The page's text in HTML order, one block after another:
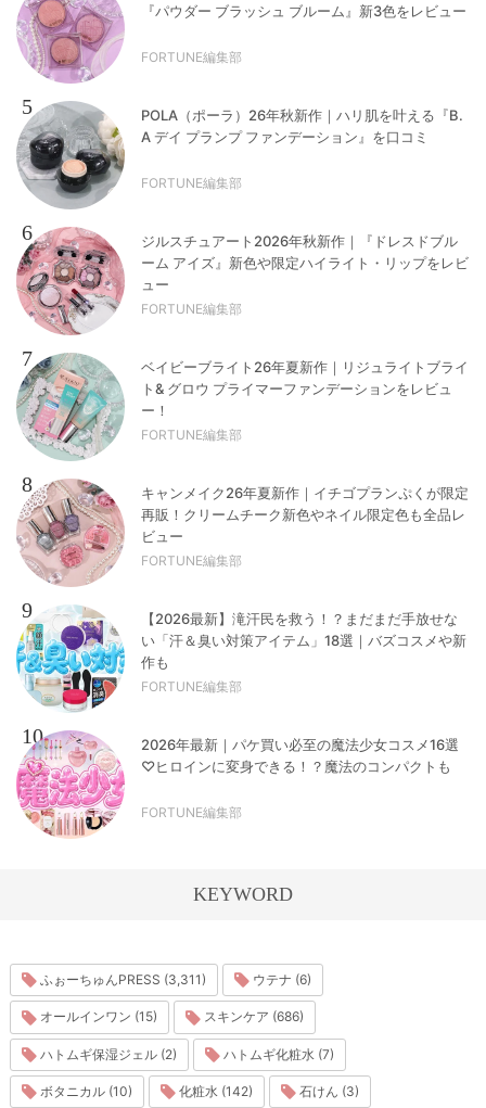
『パウダー ブラッシュ ブルーム』新3色をレビュー
FORTUNE編集部
5
POLA（ポーラ）26年秋新作｜ハリ肌を叶える『B.
A デイ プランプ ファンデーション』を口コミ
FORTUNE編集部
6
ジルスチュアート2026年秋新作｜『ドレスドブル
ーム アイズ』新色や限定ハイライト・リップをレビ
ュー
FORTUNE編集部
7
ベイビーブライト26年夏新作｜リジュライトブライ
ト& グロウ プライマーファンデーションをレビュ
ー！
FORTUNE編集部
8
キャンメイク26年夏新作｜イチゴプランぷくが限定
再販！クリームチーク新色やネイル限定色も全品レ
ビュー
FORTUNE編集部
9
【2026最新】滝汗民を救う！？まだまだ手放せな
い「汗＆臭い対策アイテム」18選｜バズコスメや新
作も
FORTUNE編集部
10
2026年最新｜パケ買い必至の魔法少女コスメ16選
♡ヒロインに変身できる！？魔法のコンパクトも
FORTUNE編集部
KEYWORD
ふぉーちゅんPRESS (3,311) ウテナ (6)
オールインワン (15) スキンケア (686)
ハトムギ保湿ジェル (2) ハトムギ化粧水 (7)
ボタニカル (10) 化粧水 (142) 石けん (3)